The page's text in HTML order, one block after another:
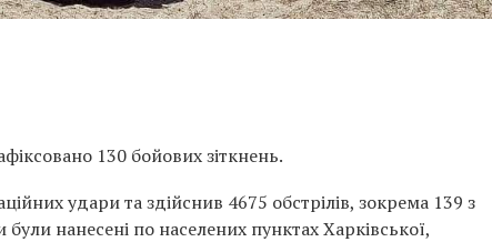
130 бойових зіткнень.
удари та здійснив 4675 обстрілів, зокрема 139 з
нанесені по населених пунктах Харківської,